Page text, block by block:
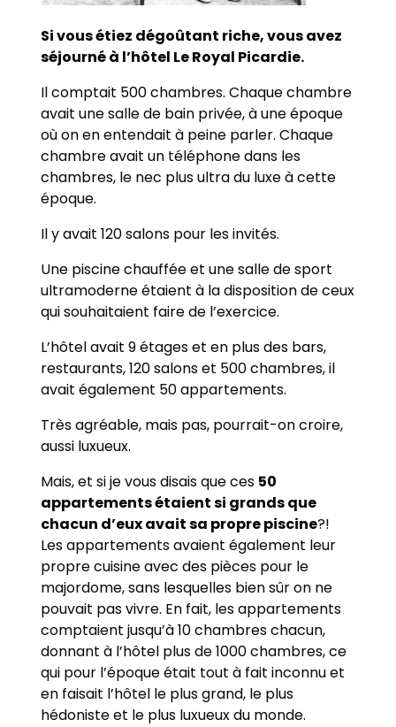
Si vous étiez dégoûtant riche, vous avez
séjourné à l’hôtel Le Royal Picardie.
Il comptait 500 chambres. Chaque chambre
avait une salle de bain privée, à une époque
où on en entendait à peine parler. Chaque
chambre avait un téléphone dans les
chambres, le nec plus ultra du luxe à cette
époque.
Il y avait 120 salons pour les invités.
Une piscine chauffée et une salle de sport
ultramoderne étaient à la disposition de ceux
qui souhaitaient faire de l’exercice.
L’hôtel avait 9 étages et en plus des bars,
restaurants, 120 salons et 500 chambres, il
avait également 50 appartements.
Très agréable, mais pas, pourrait-on croire,
aussi luxueux.
Mais, et si je vous disais que ces 50
appartements étaient si grands que
chacun d’eux avait sa propre piscine?!
Les appartements avaient également leur
propre cuisine avec des pièces pour le
majordome, sans lesquelles bien sûr on ne
pouvait pas vivre. En fait, les appartements
comptaient jusqu’à 10 chambres chacun,
donnant à l’hôtel plus de 1000 chambres, ce
qui pour l’époque était tout à fait inconnu et
en faisait l’hôtel le plus grand, le plus
hédoniste et le plus luxueux du monde.